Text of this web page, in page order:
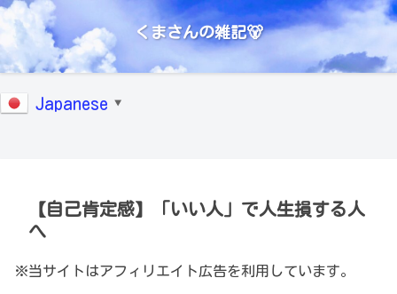
くまさんの雑記🐻
Japanese ▼
【自己肯定感】「いい人」で人生損する人
へ
※当サイトはアフィリエイト広告を利用しています。